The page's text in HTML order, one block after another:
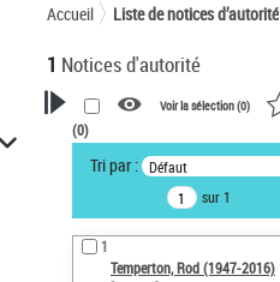
Accueil Liste de notices d’autorité
1 Notices d'autorité
VOTRE RECHERCHE
Recherche avancée dans les
notices d’autorité
Œuvres liées à l'auteur :
Temperton, Rod (1947-2016)
Voir la sélection (0)
(0)
Tri par : Défaut
sur 1
1
Temperton, Rod (1947-2016)